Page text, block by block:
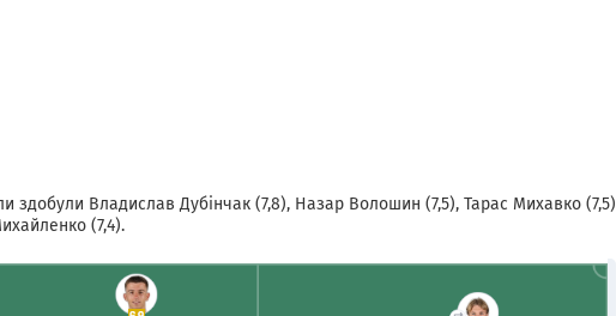
здобули Владислав Дубінчак (7,8), Назар Волошин (7,5), Тарас Михавко (7,5)
(7,4).